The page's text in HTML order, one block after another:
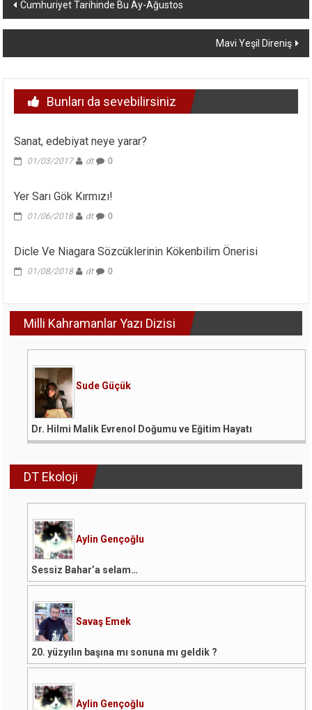
dolaşımı
Cumhuriyet Tarihinde Bu Ay-Ağustos
Mavi Yeşil Direniş
Bunları da sevebilirsiniz
Sanat, edebiyat neye yarar?
01/03/2017 dt 0
Yer Sarı Gök Kırmızı!
01/06/2018 dt 0
Dicle Ve Niagara Sözcüklerinin Kökenbilim Önerisi
01/08/2018 dt 0
Milli Kahramanlar Yazı Dizisi
Sude Güçük
Dr. Hilmi Malik Evrenol Doğumu ve Eğitim Hayatı
DT Ekoloji
Aylin Gençoğlu
Sessiz Bahar’a selam…
Savaş Emek
20. yüzyılın başına mı sonuna mı geldik ?
Aylin Gençoğlu